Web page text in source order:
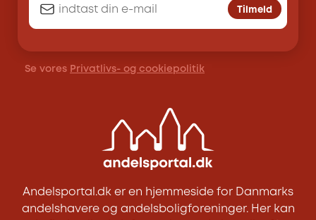
Tilmeld
Se vores Privatlivs- og cookiepolitik
Andelsportal.dk er en hjemmeside for Danmarks
andelshavere og andelsboligforeninger. Her kan